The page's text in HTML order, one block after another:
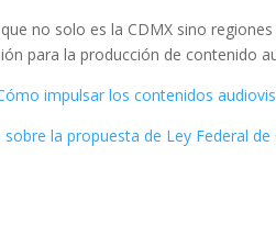
no solo es la CDMX sino
para la producción de contenido
impulsar los contenidos
la propuesta de Ley Federal